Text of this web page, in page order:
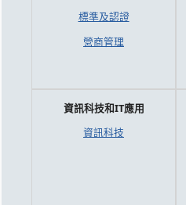
標準及認證
營商管理
資訊科技和IT應用
資訊科技